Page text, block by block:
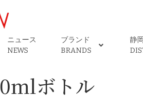
ニュース
NEWS
ブランド
BRANDS
静
ボトル